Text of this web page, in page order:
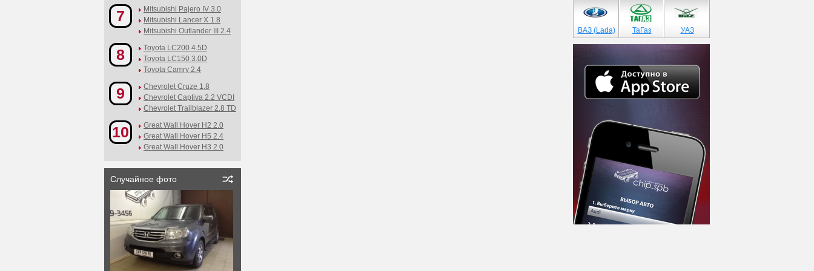
7
Mitsubishi Pajero IV 3.0
Mitsubishi Lancer X 1.8
Mitsubishi Outlander III 2.4
8
Toyota LC200 4.5D
Toyota LC150 3.0D
Toyota Camry 2.4
9
Chevrolet Cruze 1.8
Chevrolet Captiva 2.2 VCDI
Chevrolet Trailblazer 2.8 TD
10
Great Wall Hover H2 2.0
Great Wall Hover H5 2.4
Great Wall Hover H3 2.0
Случайное фото
ВАЗ (Lada) ТаГаз УАЗ